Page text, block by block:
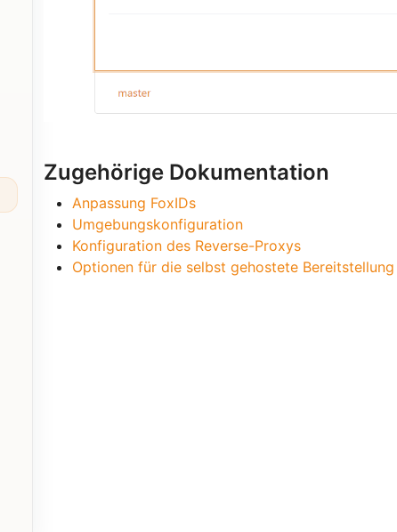
Zugehörige Dokumentation
Anpassung FoxIDs
Umgebungskonfiguration
Konfiguration des Reverse-Proxys
Optionen für die selbst gehostete Bereitstellung